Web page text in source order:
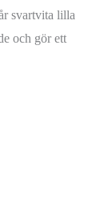
svartvita lilla
och gör ett